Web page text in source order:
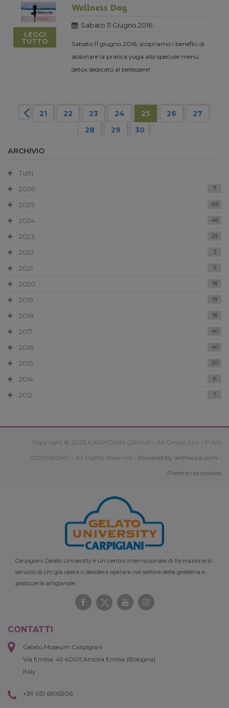
LEGGI
TUTTO
Wellness Day
Sabato 11 Giugno 2016
Sabato 11 giugno 2016, scopriamo i benefici di
abbinare la pratica yoga allo speciale menù
detox dedicato al bellessere!
21 22 23 24 25 26
27
28
29 30
ARCHIVIO
Tutti
2026
7
2025 49
2024 46
2023 29
2022 3
2021 5
2020 18
2019 19
2018 18
2017 40
2016 40
2015 20
2014 6
2012 1
Copyright © 2026 CARPIGIANI GROUP - Ali Group S.r.l. - P.IVA
13239980967 - All Rights Reserved - Powered by antherica.com -
Preferenze cookies
Carpigiani Gelato University è un centro internazionale di formazione al
servizio di chi già opera o desidera operare nel settore della gelateria e
pasticceria artigianale.
CONTATTI
Gelato Museum Carpigiani
Via Emilia, 45 40011 Anzola Emilia (Bologna)
Italy
+39 051 6505306